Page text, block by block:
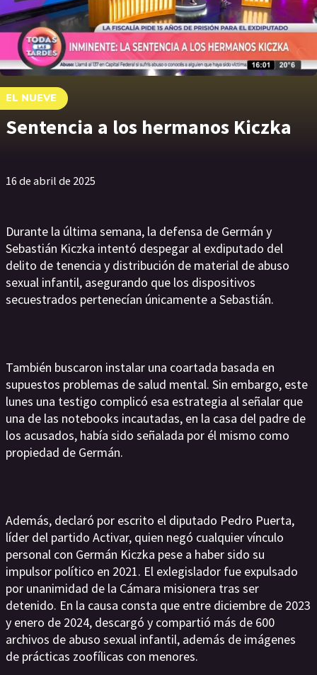
EL NUEVE
Sentencia a los hermanos Kiczka
16 de abril de 2025
Durante la última semana, la defensa de Germán y
Sebastián Kiczka intentó despegar al exdiputado del
delito de tenencia y distribución de material de abuso
sexual infantil, asegurando que los dispositivos
secuestrados pertenecían únicamente a Sebastián.
También buscaron instalar una coartada basada en
supuestos problemas de salud mental. Sin embargo, este
lunes una testigo complicó esa estrategia al señalar que
una de las notebooks incautadas, en la casa del padre de
los acusados, había sido señalada por él mismo como
propiedad de Germán.
Además, declaró por escrito el diputado Pedro Puerta,
líder del partido Activar, quien negó cualquier vínculo
personal con Germán Kiczka pese a haber sido su
impulsor político en 2021. El exlegislador fue expulsado
por unanimidad de la Cámara misionera tras ser
detenido. En la causa consta que entre diciembre de 2023
y enero de 2024, descargó y compartió más de 600
archivos de abuso sexual infantil, además de imágenes
de prácticas zoofílicas con menores.